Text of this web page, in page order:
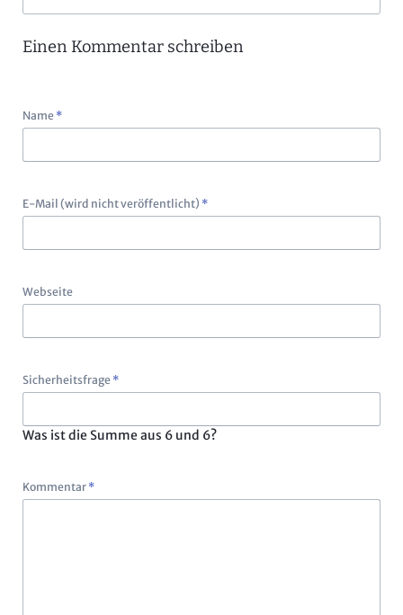
Einen Kommentar schreiben
Pflichtfeld
Name *
Pflichtfeld
E-Mail (wird nicht veröffentlicht) *
Webseite
Pflichtfeld
Sicherheitsfrage *
Was ist die Summe aus 6 und 6?
Pflichtfeld
Kommentar *